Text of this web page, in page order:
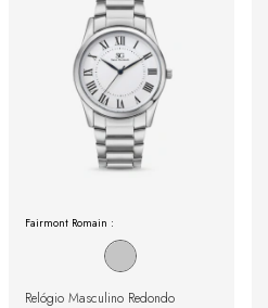
Fairmont Romain :
Relógio Masculino Redondo